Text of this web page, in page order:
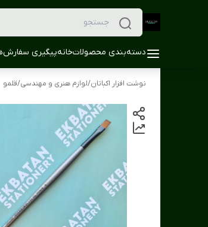
دسته‌بندی محصولاتخانهپیگیری سفارش
نوشت افزار اکباتان/لوازم هنری و مهندسی/قلمو